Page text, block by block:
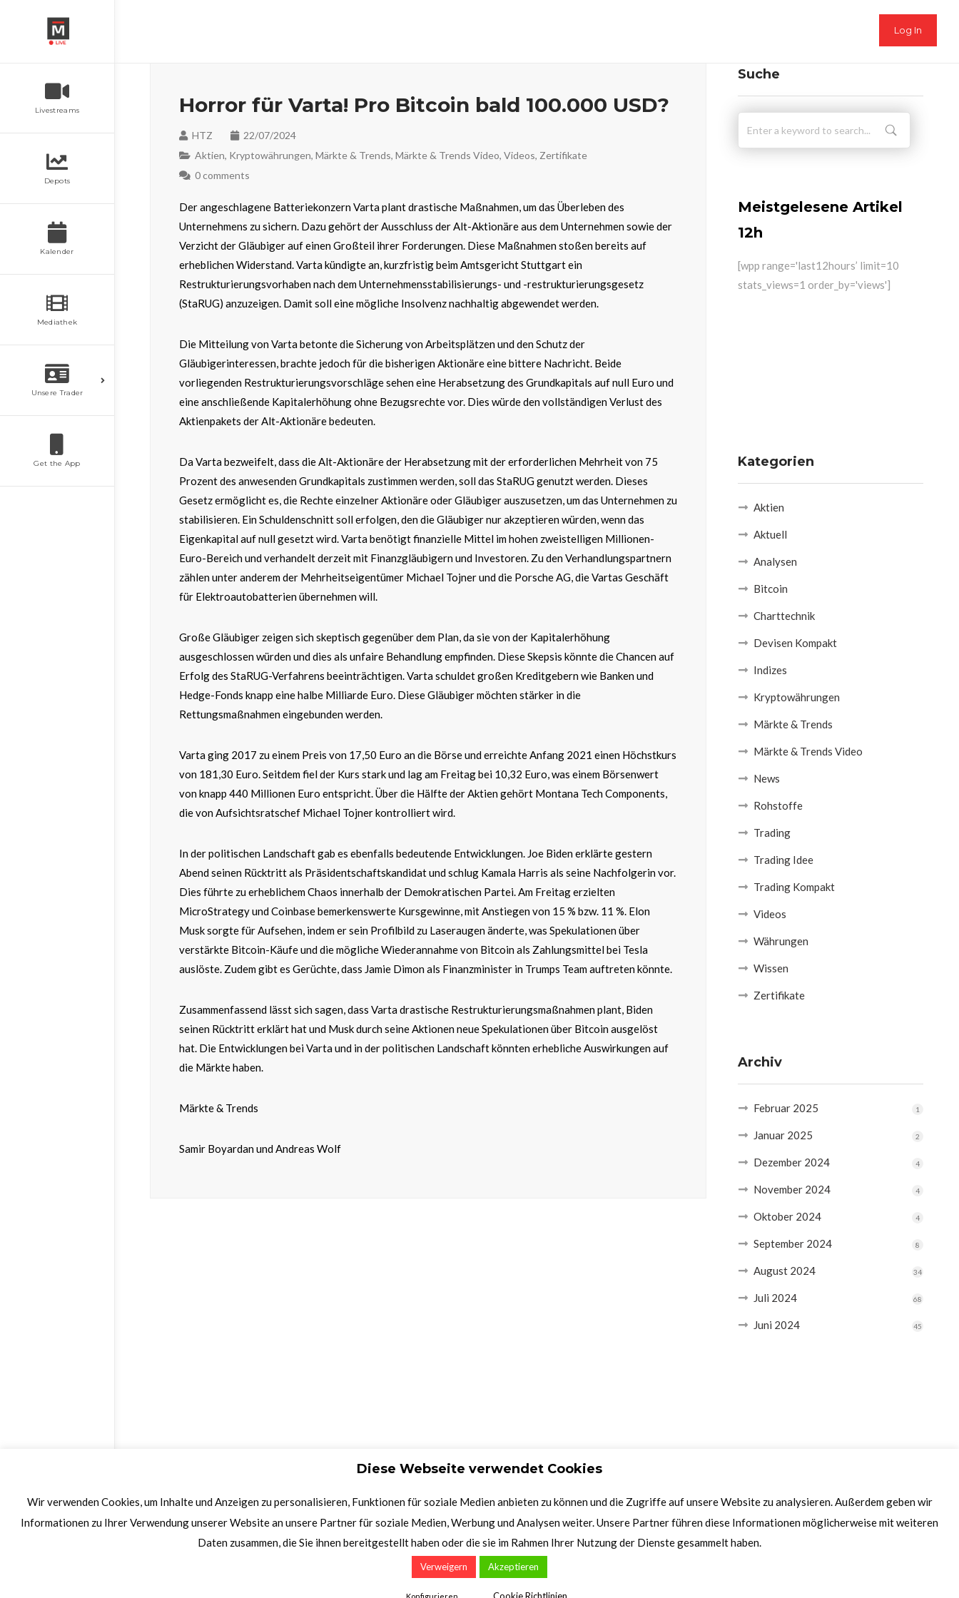
Log In
Livestreams
Depots
Kalender
Mediathek
Unsere Trader
Get the App
Horror für Varta! Pro Bitcoin bald 100.000 USD?
HTZ
22/07/2024
Aktien, Kryptowährungen, Märkte & Trends, Märkte & Trends Video, Videos, Zertifikate
0 comments
Der angeschlagene Batteriekonzern Varta plant drastische Maßnahmen, um das Überleben des
Unternehmens zu sichern. Dazu gehört der Ausschluss der Alt-Aktionäre aus dem Unternehmen sowie der
Verzicht der Gläubiger auf einen Großteil ihrer Forderungen. Diese Maßnahmen stoßen bereits auf
erheblichen Widerstand. Varta kündigte an, kurzfristig beim Amtsgericht Stuttgart ein
Restrukturierungsvorhaben nach dem Unternehmensstabilisierungs- und -restrukturierungsgesetz
(StaRUG) anzuzeigen. Damit soll eine mögliche Insolvenz nachhaltig abgewendet werden.
Die Mitteilung von Varta betonte die Sicherung von Arbeitsplätzen und den Schutz der
Gläubigerinteressen, brachte jedoch für die bisherigen Aktionäre eine bittere Nachricht. Beide
vorliegenden Restrukturierungsvorschläge sehen eine Herabsetzung des Grundkapitals auf null Euro und
eine anschließende Kapitalerhöhung ohne Bezugsrechte vor. Dies würde den vollständigen Verlust des
Aktienpakets der Alt-Aktionäre bedeuten.
Da Varta bezweifelt, dass die Alt-Aktionäre der Herabsetzung mit der erforderlichen Mehrheit von 75
Prozent des anwesenden Grundkapitals zustimmen werden, soll das StaRUG genutzt werden. Dieses
Gesetz ermöglicht es, die Rechte einzelner Aktionäre oder Gläubiger auszusetzen, um das Unternehmen zu
stabilisieren. Ein Schuldenschnitt soll erfolgen, den die Gläubiger nur akzeptieren würden, wenn das
Eigenkapital auf null gesetzt wird. Varta benötigt finanzielle Mittel im hohen zweistelligen Millionen-
Euro-Bereich und verhandelt derzeit mit Finanzgläubigern und Investoren. Zu den Verhandlungspartnern
zählen unter anderem der Mehrheitseigentümer Michael Tojner und die Porsche AG, die Vartas Geschäft
für Elektroautobatterien übernehmen will.
Große Gläubiger zeigen sich skeptisch gegenüber dem Plan, da sie von der Kapitalerhöhung
ausgeschlossen würden und dies als unfaire Behandlung empfinden. Diese Skepsis könnte die Chancen auf
Erfolg des StaRUG-Verfahrens beeinträchtigen. Varta schuldet großen Kreditgebern wie Banken und
Hedge-Fonds knapp eine halbe Milliarde Euro. Diese Gläubiger möchten stärker in die
Rettungsmaßnahmen eingebunden werden.
Varta ging 2017 zu einem Preis von 17,50 Euro an die Börse und erreichte Anfang 2021 einen Höchstkurs
von 181,30 Euro. Seitdem fiel der Kurs stark und lag am Freitag bei 10,32 Euro, was einem Börsenwert
von knapp 440 Millionen Euro entspricht. Über die Hälfte der Aktien gehört Montana Tech Components,
die von Aufsichtsratschef Michael Tojner kontrolliert wird.
In der politischen Landschaft gab es ebenfalls bedeutende Entwicklungen. Joe Biden erklärte gestern
Abend seinen Rücktritt als Präsidentschaftskandidat und schlug Kamala Harris als seine Nachfolgerin vor.
Dies führte zu erheblichem Chaos innerhalb der Demokratischen Partei. Am Freitag erzielten
MicroStrategy und Coinbase bemerkenswerte Kursgewinne, mit Anstiegen von 15 % bzw. 11 %. Elon
Musk sorgte für Aufsehen, indem er sein Profilbild zu Laseraugen änderte, was Spekulationen über
verstärkte Bitcoin-Käufe und die mögliche Wiederannahme von Bitcoin als Zahlungsmittel bei Tesla
auslöste. Zudem gibt es Gerüchte, dass Jamie Dimon als Finanzminister in Trumps Team auftreten könnte.
Zusammenfassend lässt sich sagen, dass Varta drastische Restrukturierungsmaßnahmen plant, Biden
seinen Rücktritt erklärt hat und Musk durch seine Aktionen neue Spekulationen über Bitcoin ausgelöst
hat. Die Entwicklungen bei Varta und in der politischen Landschaft könnten erhebliche Auswirkungen auf
die Märkte haben.
Märkte & Trends
Samir Boyardan und Andreas Wolf
Suche
Meistgelesene Artikel
12h
[wpp range='last12hours’ limit=10
stats_views=1 order_by='views']
Kategorien
Aktien
Aktuell
Analysen
Bitcoin
Charttechnik
Devisen Kompakt
Indizes
Kryptowährungen
Märkte & Trends
Märkte & Trends Video
News
Rohstoffe
Trading
Trading Idee
Trading Kompakt
Videos
Währungen
Wissen
Zertifikate
Archiv
Februar 2025 1
Januar 2025 2
Dezember 2024 4
November 2024 4
Oktober 2024 4
September 2024 8
August 2024 34
Juli 2024 68
Juni 2024 45
Diese Webseite verwendet Cookies
Wir verwenden Cookies, um Inhalte und Anzeigen zu personalisieren, Funktionen für soziale Medien anbieten zu können und die Zugriffe auf unsere Website zu analysieren. Außerdem geben wir
Informationen zu Ihrer Verwendung unserer Website an unsere Partner für soziale Medien, Werbung und Analysen weiter. Unsere Partner führen diese Informationen möglicherweise mit weiteren
Daten zusammen, die Sie ihnen bereitgestellt haben oder die sie im Rahmen Ihrer Nutzung der Dienste gesammelt haben.
Verweigern Akzeptieren